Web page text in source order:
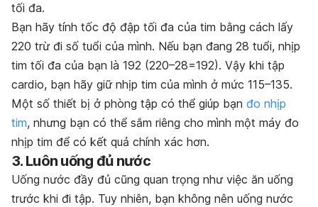
tối đa.
Bạn hãy tính tốc độ đập tối đa của tim bằng cách lấy
220 trừ đi số tuổi của mình. Nếu bạn đang 28 tuổi, nhịp
tim tối đa của bạn là 192 (220–28=192). Vậy khi tập
cardio, bạn hãy giữ nhịp tim của mình ở mức 115–135.
Một số thiết bị ở phòng tập có thể giúp bạn đo nhịp
tim, nhưng bạn có thể sắm riêng cho mình một máy đo
nhịp tim để có kết quả chính xác hơn.
3. Luôn uống đủ nước
Uống nước đầy đủ cũng quan trọng như việc ăn uống
trước khi đi tập. Tuy nhiên, bạn không nên uống nước